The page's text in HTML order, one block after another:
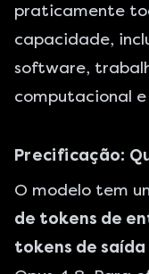
praticamente
capacidade,
software,
computacional
Precificação:
O modelo tem
de tokens de
tokens de saída